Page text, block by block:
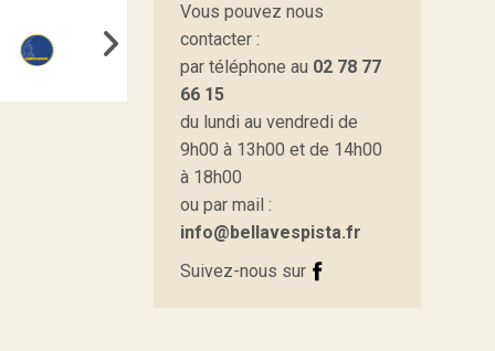
Vous pouvez nous
contacter :
par téléphone au 02 78 77
66 15
du lundi au vendredi de
9h00 à 13h00 et de 14h00
à 18h00
ou par mail :
info@bellavespista.fr
Suivez-nous sur